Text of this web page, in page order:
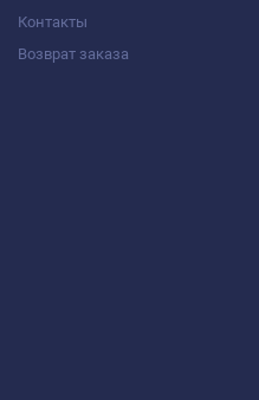
Контакты
Возврат заказа